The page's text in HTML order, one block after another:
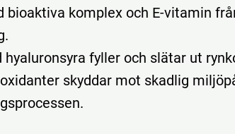
bioaktiva komplex och E-vitamin
hyaluronsyra fyller och slätar ut
skyddar mot skadlig